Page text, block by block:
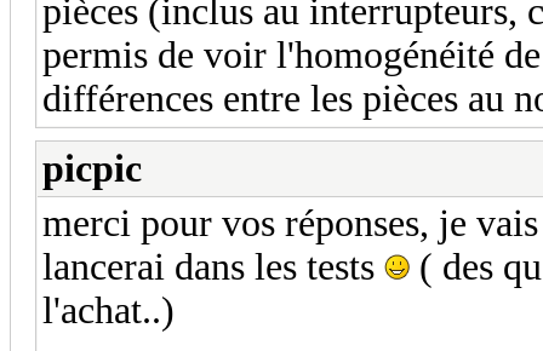
pièces (inclus au interrupteurs,
permis de voir l'homogénéité
différences entre les pièces au
picpic
merci pour vos réponses, je
lancerai dans les tests
( des
l'achat..)